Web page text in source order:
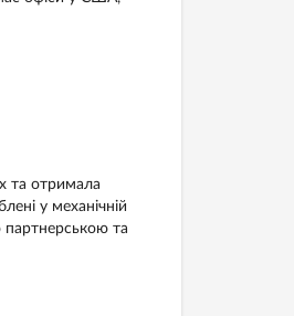
та отримала
у механічній
партнерською та